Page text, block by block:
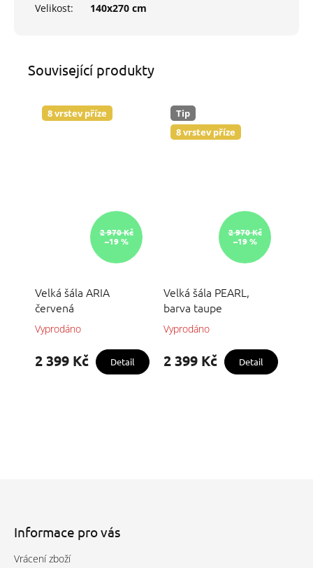
Velikost: 140x270 cm
Související produkty
8 vrstev příze
2 970 Kč
–19 %
Velká šála ARIA
červená
Vyprodáno
2 399 Kč Detail
Tip
8 vrstev příze
2 970 Kč
–19 %
Velká šála PEARL,
barva taupe
produktu
je
Vyprodáno
2 399 Kč Detail
Informace pro vás
Vrácení zboží